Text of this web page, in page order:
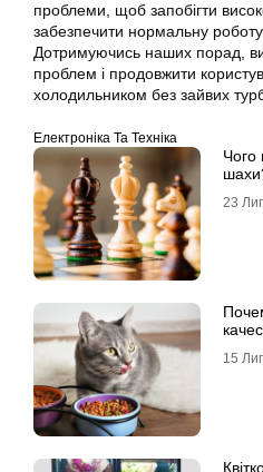
проблеми, щоб запобігти
забезпечити нормальну
Дотримуючись наших порад,
проблем і продовжити
холодильником без зайвих
Електроніка Та Техніка
Чого
23
15